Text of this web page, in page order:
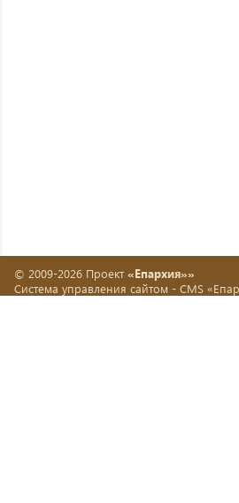
© 2009-2026 Проект «Епархия»»
Система управления сайтом - CMS